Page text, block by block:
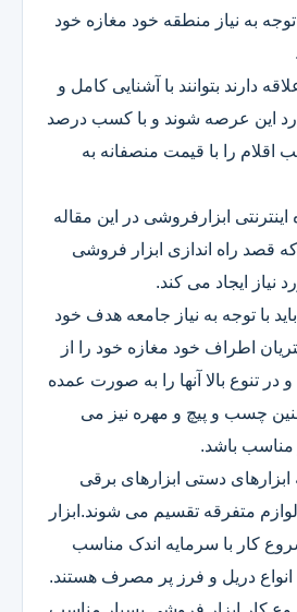
به نیاز منطقه خود مغازه خود
دارند بتوانند با آشنایی کامل و
این عرصه شوند و با کسب درصد
را با قیمت منصفانه به
ابزارفروشی در این مقاله
قصد راه اندازی ابزار فروشی
نیاز ایجاد می کند.
با توجه به نیاز جامعه هدف خود
اطراف خود مغازه خود را از
در تنوع بالا آنها را به صورت عمده
چسب و پیچ و مهره نیز می
مناسب باشد.
ابزارهای دستی ابزارهای برقی
لوازم متفرقه تقسیم می شوند.ابزار
کار با سرمایه اندک مناسب
انواع دریل و فرز پر مصرف هستند.